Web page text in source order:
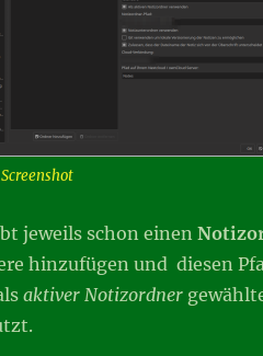
jeweils schon einen
hinzufügen und diesen
aktiver Notizordner